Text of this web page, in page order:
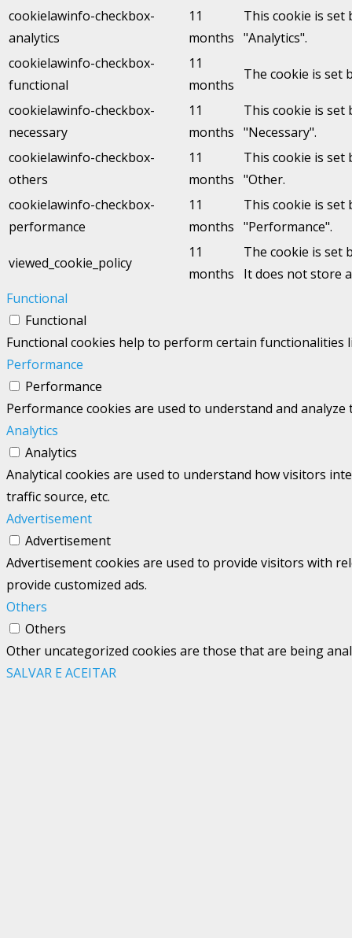
cookielawinfo-checkbox-
analytics
11
months
This cookie is set
"Analytics".
cookielawinfo-checkbox-
functional
11
months
The cookie is set
cookielawinfo-checkbox-
necessary
11
months
This cookie is set
"Necessary".
cookielawinfo-checkbox-
others
11
months
This cookie is set
"Other.
cookielawinfo-checkbox-
performance
11
months
This cookie is set
"Performance".
viewed_cookie_policy
11
months
The cookie is set
It does not store
Functional
Functional
Functional cookies help to perform certain
Performance
Performance
Performance cookies are used to understand and
Analytics
Analytics
Analytical cookies are used to understand how visitors
traffic source, etc.
Advertisement
Advertisement
Advertisement cookies are used to provide visitors with
provide customized ads.
Others
Others
Other uncategorized cookies are those that are being
SALVAR E ACEITAR